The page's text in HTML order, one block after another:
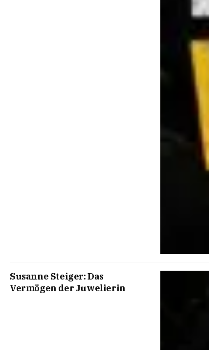
Susanne Steiger: Das
Vermögen der Juwelierin